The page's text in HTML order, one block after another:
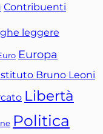
Contribuenti
leggere
Europa
Bruno Leoni
Libertà
Politica